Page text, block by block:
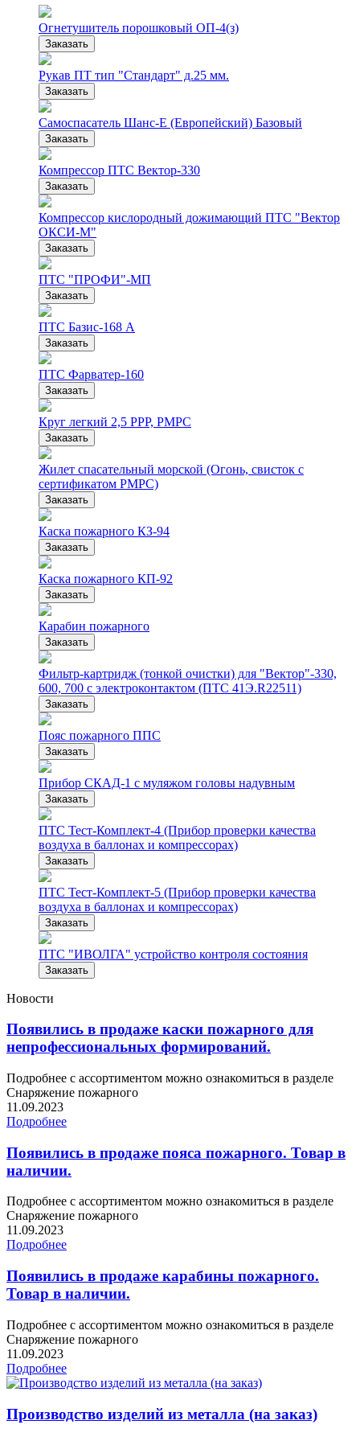
Огнетушитель порошковый ОП-4(з)
Заказать
Рукав ПТ тип "Стандарт" д.25 мм.
Заказать
Самоспасатель Шанс-Е (Европейский) Базовый
Заказать
Компрессор ПТС Вектор-330
Заказать
Компрессор кислородный дожимающий ПТС "Вектор
ОКСИ-М"
Заказать
ПТС "ПРОФИ"-МП
Заказать
ПТС Базис-168 А
Заказать
ПТС Фарватер-160
Заказать
Круг легкий 2,5 РРР, РМРС
Заказать
Жилет спасательный морской (Огонь, свисток с
сертификатом РМРС)
Заказать
Каска пожарного КЗ-94
Заказать
Каска пожарного КП-92
Заказать
Карабин пожарного
Заказать
Фильтр-картридж (тонкой очистки) для "Вектор"-330,
600, 700 с электроконтактом (ПТС 41Э.R22511)
Заказать
Пояс пожарного ППС
Заказать
Прибор СКАД-1 с муляжом головы надувным
Заказать
ПТС Тест-Комплект-4 (Прибор проверки качества
воздуха в баллонах и компрессорах)
Заказать
ПТС Тест-Комплект-5 (Прибор проверки качества
воздуха в баллонах и компрессорах)
Заказать
ПТС "ИВОЛГА" устройство контроля состояния
Заказать
Новости
Появились в продаже каски пожарного для
непрофессиональных формирований.
Подробнее с ассортиментом можно ознакомиться в разделе
Снаряжение пожарного
11.09.2023
Подробнее
Появились в продаже пояса пожарного. Товар в
наличии.
Подробнее с ассортиментом можно ознакомиться в разделе
Снаряжение пожарного
11.09.2023
Подробнее
Появились в продаже карабины пожарного.
Товар в наличии.
Подробнее с ассортиментом можно ознакомиться в разделе
Снаряжение пожарного
11.09.2023
Подробнее
Производство изделий из металла (на заказ)